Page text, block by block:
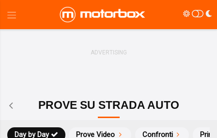
PROVE SU STRADA AUTO
Prove Video Confronti
Day by Day